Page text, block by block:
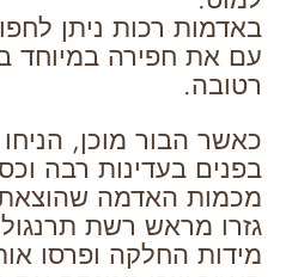
באדמות רכות ניתן
עם את חפירה במיוחד
רטובה.
כאשר הבור מוכן,
בפנים בעדינות רבה
מכמות האדמה
גזרו מראש רשת
מידות החלקה ופרסו